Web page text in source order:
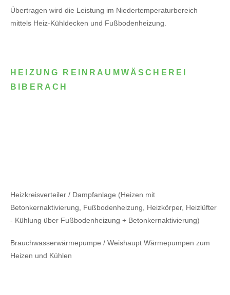
Übertragen wird die Leistung im Niedertemperaturbereich
mittels Heiz-Kühldecken und Fußbodenheizung.
HEIZUNG REINRAUMWÄSCHEREI
BIBERACH
Heizkreisverteiler / Dampfanlage (Heizen mit
Betonkernaktivierung, Fußbodenheizung, Heizkörper, Heizlüfter
- Kühlung über Fußbodenheizung + Betonkernaktivierung)
Brauchwasserwärmepumpe / Weishaupt Wärmepumpen zum
Heizen und Kühlen